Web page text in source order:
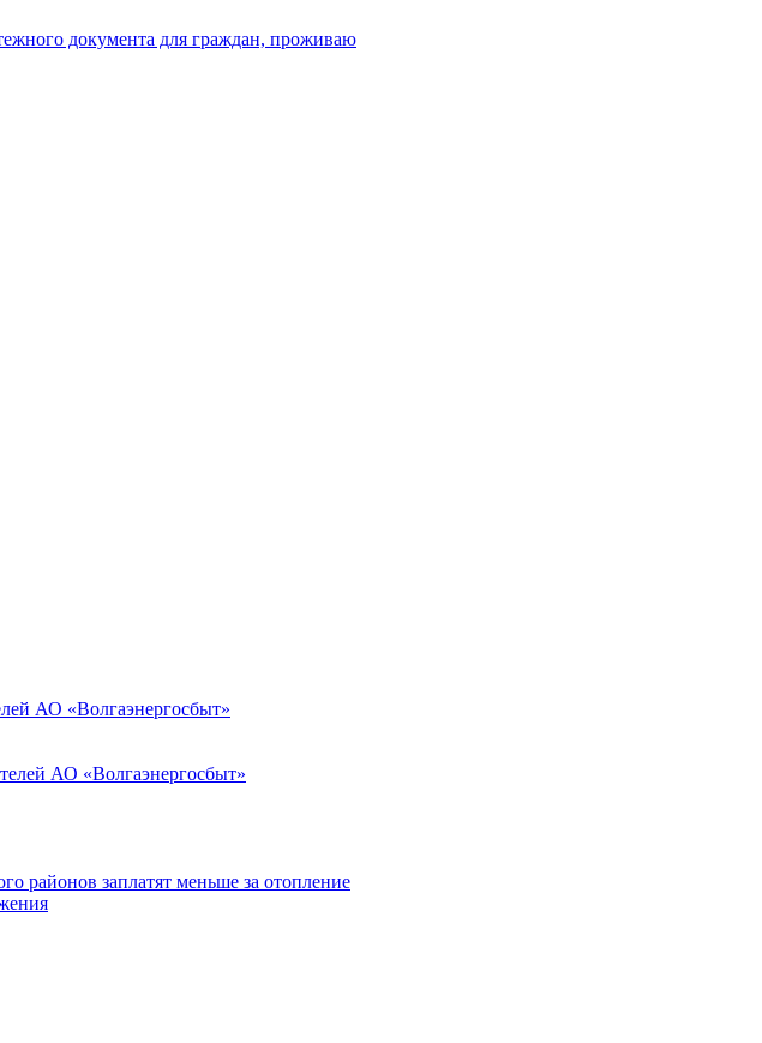
документа для граждан, проживаю
АО «Волгаэнергосбыт»
АО «Волгаэнергосбыт»
районов заплатят меньше за отопление